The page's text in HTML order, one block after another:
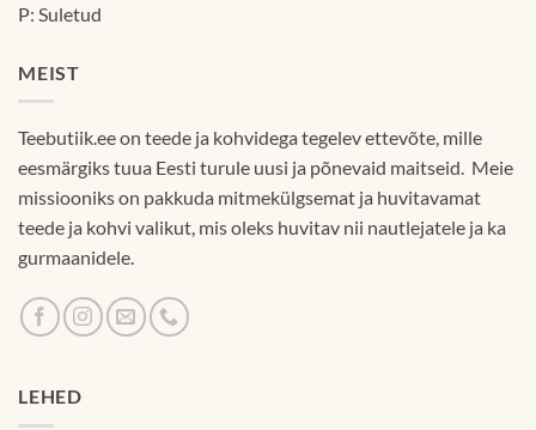
P: Suletud
MEIST
Teebutiik.ee on teede ja kohvidega tegelev ettevõte, mille
eesmärgiks tuua Eesti turule uusi ja põnevaid maitseid. Meie
missiooniks on pakkuda mitmekülgsemat ja huvitavamat
teede ja kohvi valikut, mis oleks huvitav nii nautlejatele ja ka
gurmaanidele.
LEHED